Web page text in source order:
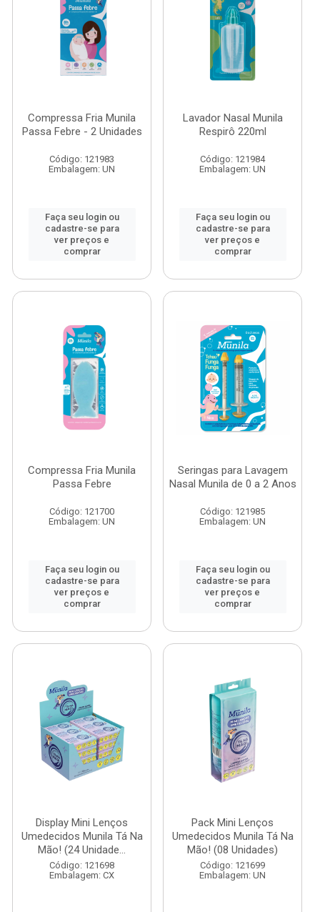
Compressa Fria Munila
Passa Febre - 2 Unidades
Código: 121983
Embalagem: UN
Faça seu login ou
cadastre-se para
ver preços e
comprar
Lavador Nasal Munila
Respirô 220ml
Código: 121984
Embalagem: UN
Faça seu login ou
cadastre-se para
ver preços e
comprar
Compressa Fria Munila
Passa Febre
Código: 121700
Embalagem: UN
Faça seu login ou
cadastre-se para
ver preços e
comprar
Seringas para Lavagem
Nasal Munila de 0 a 2 Anos
Código: 121985
Embalagem: UN
Faça seu login ou
cadastre-se para
ver preços e
comprar
Display Mini Lenços
Umedecidos Munila Tá Na
Mão! (24 Unidade...
Código: 121698
Embalagem: CX
Pack Mini Lenços
Umedecidos Munila Tá Na
Mão! (08 Unidades)
Código: 121699
Embalagem: UN